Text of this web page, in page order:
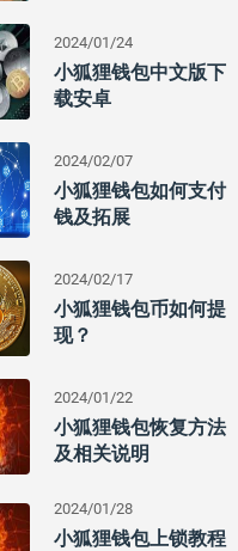
2024/01/24
小狐狸钱包中文版下
载安卓
2024/02/07
小狐狸钱包如何支付
钱及拓展
2024/02/17
小狐狸钱包币如何提
现？
2024/01/22
小狐狸钱包恢复方法
及相关说明
2024/01/28
小狐狸钱包上锁教程